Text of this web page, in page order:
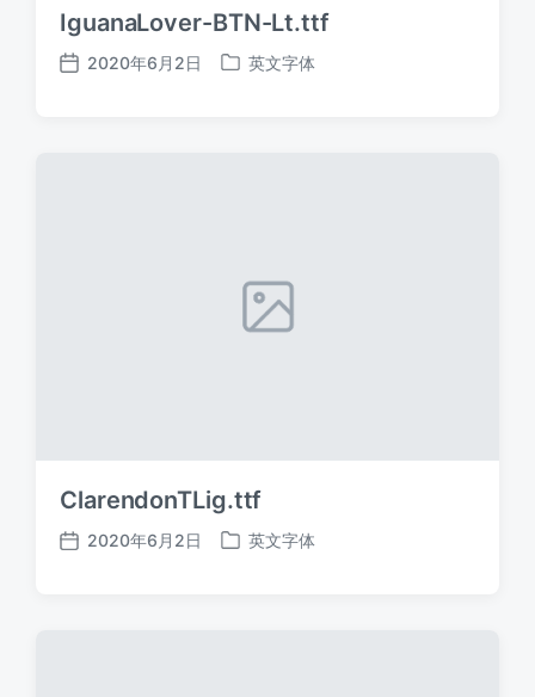
IguanaLover-BTN-Lt.ttf
发
2020年6月2日
发
英文字体
ClarendonTLig.ttf
发
2020年6月2日
发
英文字体